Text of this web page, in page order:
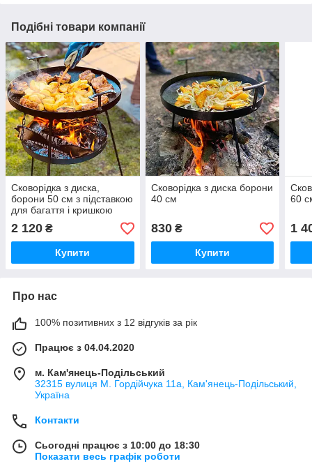
Подібні товари компанії
Сковорідка з диска,
борони 50 см з підставкою
для багаття і кришкою
2 120 ₴
Купити
Сковорідка з диска борони
40 см
830₴
Купити
60
1
Про нас
100% позитивних з 12 відгуків за рік
Працює з 04.04.2020
м. Кам'янець-Подільський
32315 вулиця М. Гордійчука 11а, Кам'янець-Подільський,
Україна
Контакти
Сьогодні працює з 10:00 до 18:30
Показати весь графік роботи